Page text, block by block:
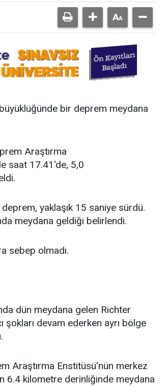
bir deprem meydana
Araştırma
saat 17.41'de, 5,0
yaklaşık 15 saniye sürdü.
meydana geldiği belirlendi.
sebep olmadı.
dün meydana gelen Richter
devam ederken ayrı bölge
Araştırma Enstitüsü'nün merkez
6.4 kilometre derinliğinde meydana